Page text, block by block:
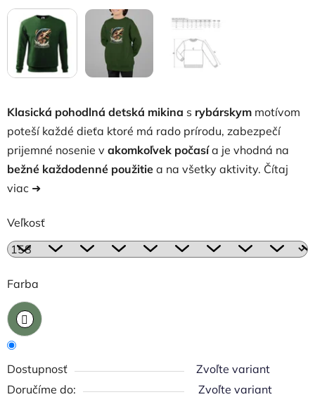
Klasická pohodlná detská mikina s rybárskym motívom
poteší každé dieťa ktoré má rado prírodu, zabezpečí
prijemné nosenie v akomkoľvek počasía je vhodná na
bežné každodenné použitie a na všetky aktivity. Čítaj
viac ➜
Veľkosť
Farba
Dostupnosť
Zvoľte variant
Zvoľte variant